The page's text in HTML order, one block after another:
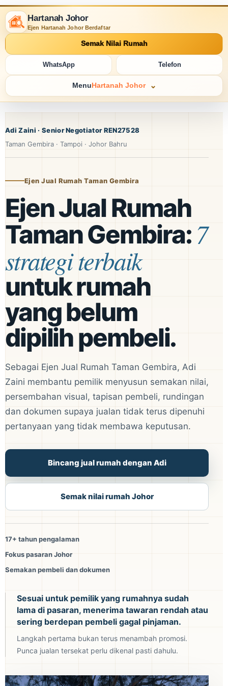
Hartanah Johor
Ejen Hartanah Johor Berdaftar
Semak Nilai Rumah
WhatsApp Telefon
Menu Hartanah Johor
Adi Zaini · Senior Negotiator REN27528
Taman Gembira · Tampoi · Johor Bahru
Ejen Jual Rumah Taman Gembira
Ejen Jual Rumah
Taman Gembira: 7
strategi terbaik
untuk rumah
yang belum
dipilih pembeli.
Sebagai Ejen Jual Rumah Taman Gembira, Adi
Zaini membantu pemilik menyusun semakan nilai,
persembahan visual, tapisan pembeli, rundingan
dan dokumen supaya jualan tidak terus dipenuhi
pertanyaan yang tidak membawa keputusan.
Bincang jual rumah dengan Adi
Semak nilai rumah Johor
17+ tahun pengalaman
Fokus pasaran Johor
Semakan pembeli dan dokumen
Sesuai untuk pemilik yang rumahnya sudah
lama di pasaran, menerima tawaran rendah atau
sering berdepan pembeli gagal pinjaman.
Langkah pertama bukan terus menambah promosi.
Punca jualan tersekat perlu dikenal pasti dahulu.